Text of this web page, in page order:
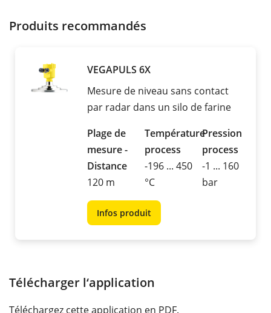
Produits recommandés
VEGAPULS 6X
Mesure de niveau sans contact
par radar dans un silo de farine
Plage de
mesure -
Distance
120 m
Température
process
-196 ... 450
°C
Pression
process
-1 ... 160
bar
Infos produit
Télécharger l‘application
Téléchargez cette application en PDF.